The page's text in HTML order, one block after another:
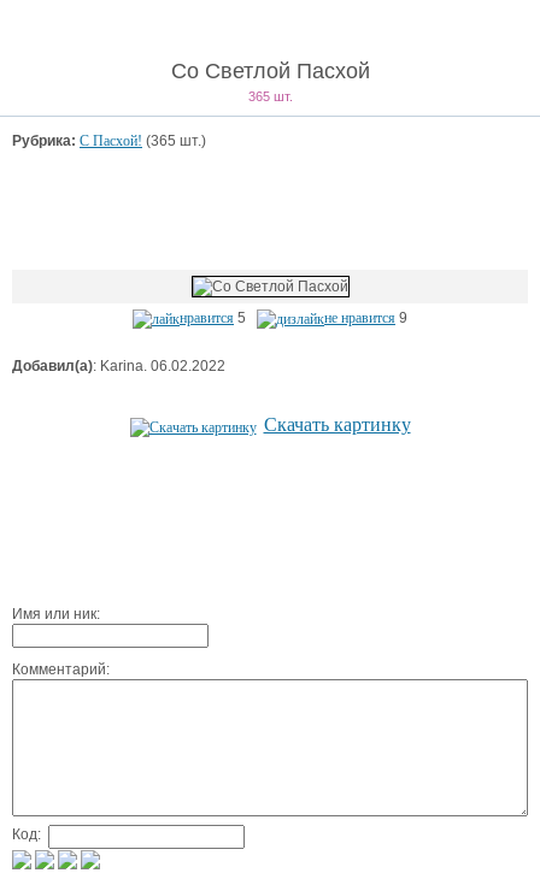
Со Светлой Пасхой
365 шт.
Рубрика: С Пасхой! (365 шт.)
нравится 5 не нравится 9
Добавил(а): Karina. 06.02.2022
Скачать картинку
Имя или ник:
Комментарий:
Код: